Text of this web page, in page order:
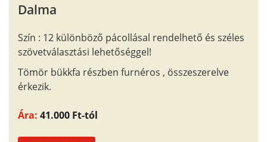
Dalma
Szín : 12 különböző pácollásal rendelhető és széles
szövetválasztási lehetőséggel!
Tömör bükkfa részben furnéros , összeszerelve
érkezik.
Ára: 41.000 Ft-tól